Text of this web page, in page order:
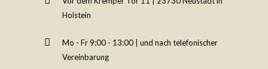
Holstein
Mo - Fr 9:00 - 13:00 | und nach telefonischer
Vereinbarung